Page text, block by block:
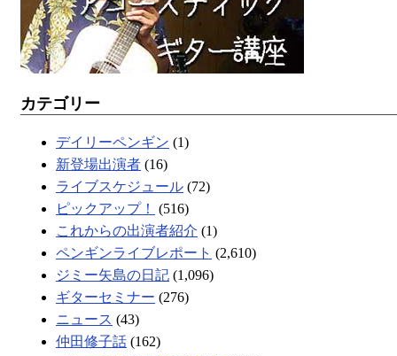
カテゴリー
デイリーペンギン (1)
新登場出演者 (16)
ライブスケジュール (72)
ピックアップ！
(516)
これからの出演者紹介 (1)
ペンギンライブレポート (2,610)
ジミー矢島の日記 (1,096)
ギターセミナー (276)
ニュース (43)
仲田修子話 (162)